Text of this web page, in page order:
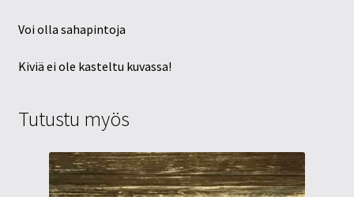
Voi olla sahapintoja
Kiviä ei ole kasteltu kuvassa!
Tutustu myös